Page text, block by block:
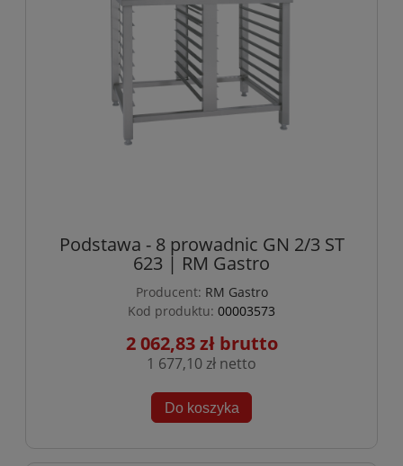
Podstawa - 8 prowadnic GN 2/3 ST
623 | RM Gastro
Producent: RM Gastro
Kod produktu: 00003573
2 062,83 zł
1 677,10 zł
Do koszyka